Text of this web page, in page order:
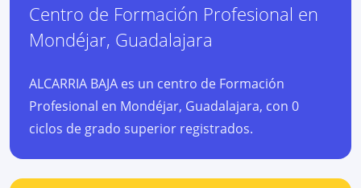
Centro de Formación Profesional en
Mondéjar, Guadalajara
ALCARRIA BAJA es un centro de Formación
Profesional en Mondéjar, Guadalajara, con 0
ciclos de grado superior registrados.